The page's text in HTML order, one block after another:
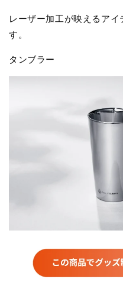
レーザー加工が映えるア
す。
タンブラー